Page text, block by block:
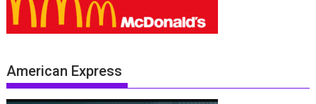
American Express